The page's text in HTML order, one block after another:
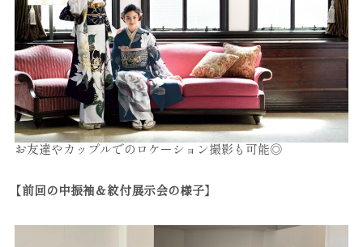
お友達やカップルでのロケーション撮影も可能◎
【前回の中振袖＆紋付展示会の様子】